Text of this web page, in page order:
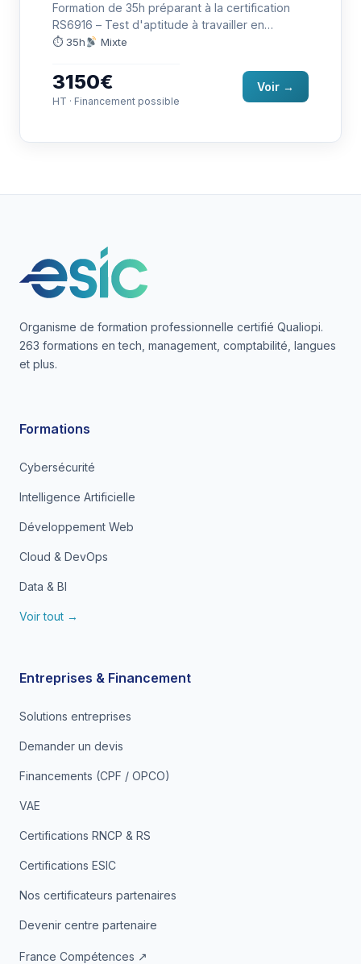
Formation de 35h préparant à la certification
RS6916 – Test d'aptitude à travailler en
français langue étrangère (LILATE)…
⏱ 35h Mixte
3150€
HT · Financement possible
Voir →
Organisme de formation professionnelle certifié Qualiopi.
263 formations en tech, management, comptabilité, langues
et plus.
Formations
Cybersécurité
Intelligence Artificielle
Développement Web
Cloud & DevOps
Data & BI
Voir tout →
Entreprises & Financement
Solutions entreprises
Demander un devis
Financements (CPF / OPCO)
VAE
Certifications RNCP & RS
Certifications ESIC
Nos certificateurs partenaires
Devenir centre partenaire
France Compétences ↗